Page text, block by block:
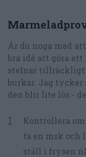
Är du noga med
bra idé att göra ett
stelnar tillräckligt
burkar. Jag tycker
den blir lite lös -
Kontrollera
ta en msk och
ställ i frysen